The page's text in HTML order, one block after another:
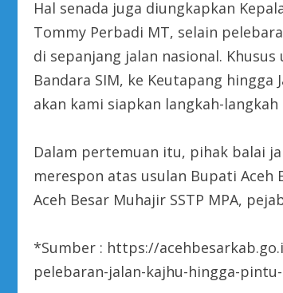
Hal senada juga diungkapkan
Tommy Perbadi MT, selain
di sepanjang jalan nasional.
Bandara SIM, ke Keutapang
akan kami siapkan langkah-
Dalam pertemuan itu, pihak balai
merespon atas usulan Bupati
Aceh Besar Muhajir SSTP MPA,
*Sumber : https://
pelebaran-jalan-kajhu-hingga-